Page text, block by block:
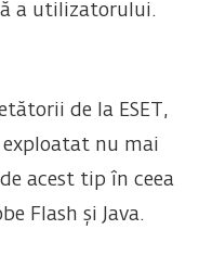
a utilizatorului.
de la ESET,
exploatat nu mai
acest tip în ceea
Flash și Java.